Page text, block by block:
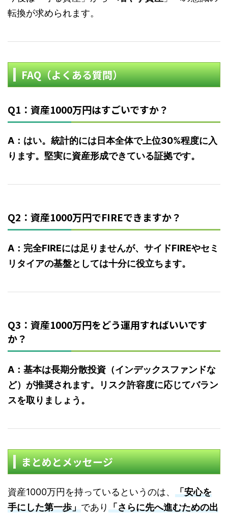
転換が求められます。
FAQ（よくある質問）
Q1：資産1000万円はすごいですか？
A：はい。統計的には日本全体で上位30%程度に入
ります。堅実に資産形成できている証拠です。
Q2：資産1000万円でFIREできますか？
A：完全FIREには足りませんが、サイドFIREやセミ
リタイアの基盤としては十分に役立ちます。
Q3：資産1000万円をどう運用すればいいです
か？
A：基本は長期分散投資（インデックスファンドな
ど）が推奨されます。リスク許容度に応じてバラン
スを取りましょう。
まとめとメッセージ
資産1000万円を持っているというのは、 「安心を
手にした第一歩」であり「さらに先へ進むための出